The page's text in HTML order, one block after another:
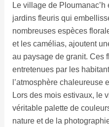
Le village de
jardins fleuris qui
nombreuses espèces
et les camélias, ajoutent
au paysage de granit. Ces
entretenues par les
l’atmosphère chaleureuse
Lors des mois estivaux, le
véritable palette de
nature et de la